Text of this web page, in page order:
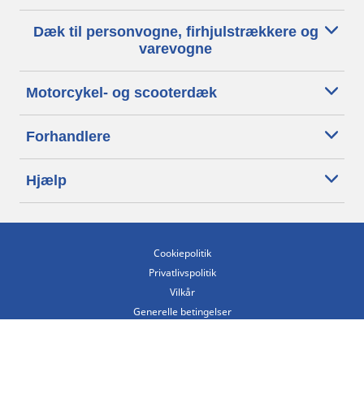
Dæk til personvogne, firhjulstrækkere og
varevogne
Motorcykel- og scooterdæk
Forhandlere
Hjælp
Cookiepolitik
Privatlivspolitik
Vilkår
Generelle betingelser